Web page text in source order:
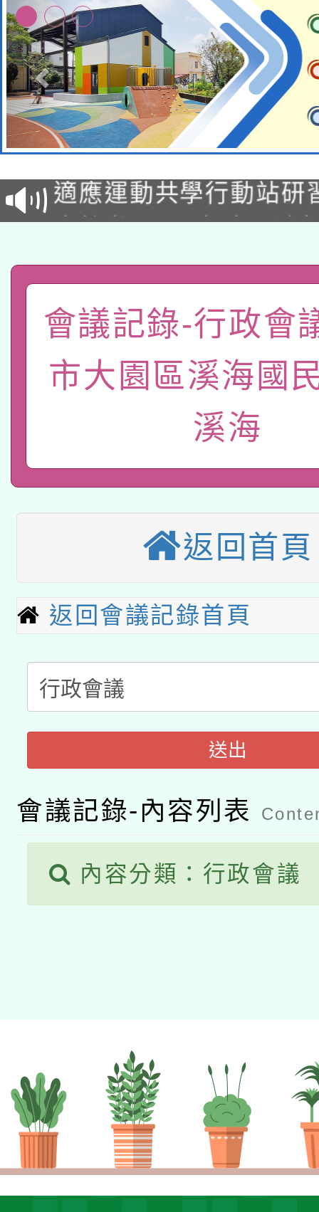
本校115學年度第2次
招甄選結果公告(無人
招)
適應運動共學行動站研
本館辦理115年度閱讀
暨閱讀推動專業研習
A3數位素養講師名單
「數位內容與教學軟體
pilot」
有關大陸委員會函釋公
薪期間赴陸應申請許可
轉知經濟部水利署委託
業技術研究院辦理「
動」
115年8月22日(星期六
桃園市孔廟祈福系列
開 智慧啟航」
2026年桃園地景藝術
本校115學年度第2次
招甄選結果公告(無人
招)
適應運動共學行動站研
本館辦理115年度閱讀
暨閱讀推動專業研習
科技賦能─人工智慧
「數位內容與教學軟體
有關大陸委員會函釋公
薪期間赴陸應申請許可
轉知經濟部水利署委託
業技術研究院辦理「
動」
115年8月22日(星期六
桃園市孔廟祈福系列
開 智慧啟航」
2026年桃園地景藝術
會議記錄-行政會
市大園區溪海國
溪海
返回首頁
返回會議記錄首頁
送出
會議記錄-內容列表
內容分類：行政會議